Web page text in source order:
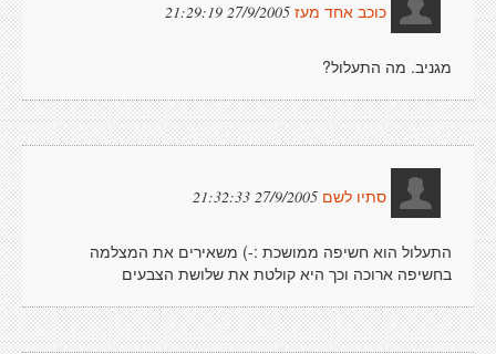
כוכב אחד מעז 27/9/2005 21:29:19
מגניב. מה התעלול?
סתיו לשם 27/9/2005 21:32:33
התעלול הוא חשיפה ממושכת :-) משאירים את המצלמה
בחשיפה ארוכה וכך היא קולטת את שלושת הצבעים